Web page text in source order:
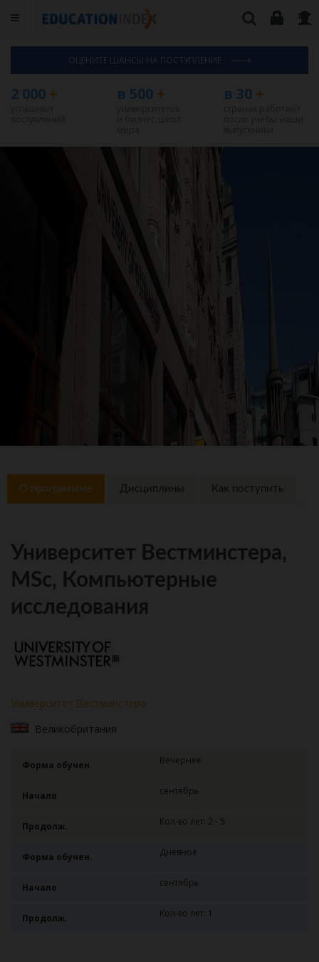
ОЦЕНИТЕ ШАНСЫ НА ПОСТУПЛЕНИЕ
2 000 + в 500 + в 30+
О программме Дисциплины Как поступить
Университет Вестминстера,
MSc, Компьютерные
исследования
Университет Вестминстера
Великобритания
Форма обучен. Вечернее
Начало сентябрь
Продолж. Кол-во лет: 2 - 5
Форма обучен. Дневное
Начало сентябрь
Продолж. Кол-во лет: 1